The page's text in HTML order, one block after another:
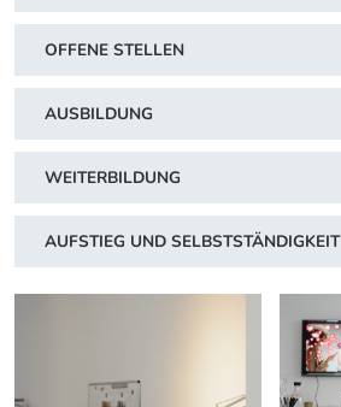
OFFENE STELLEN
AUSBILDUNG
WEITERBILDUNG
AUFSTIEG UND SELBSTSTÄNDIGKEIT